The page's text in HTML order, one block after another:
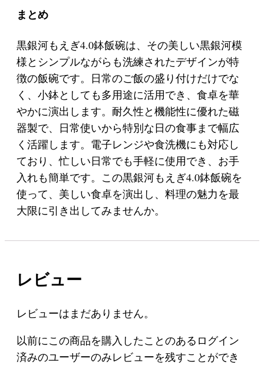
まとめ
黒銀河もえぎ4.0鉢飯碗は、その美しい黒銀河模
様とシンプルながらも洗練されたデザインが特
徴の飯碗です。日常のご飯の盛り付けだけでな
く、小鉢としても多用途に活用でき、食卓を華
やかに演出します。耐久性と機能性に優れた磁
器製で、日常使いから特別な日の食事まで幅広
く活躍します。電子レンジや食洗機にも対応し
ており、忙しい日常でも手軽に使用でき、お手
入れも簡単です。この黒銀河もえぎ4.0鉢飯碗を
使って、美しい食卓を演出し、料理の魅力を最
大限に引き出してみませんか。
レビュー
レビューはまだありません。
以前にこの商品を購入したことのあるログイン
済みのユーザーのみレビューを残すことができ